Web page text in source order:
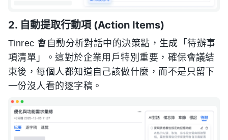
2. 自動提取行動項 (Action Items)
Tinrec 會自動分析對話中的決策點，生成「待辦事
項清單」。這對於企業用戶特別重要，確保會議結
束後，每個人都知道自己該做什麼，而不是只留下
一份沒人看的逐字稿。